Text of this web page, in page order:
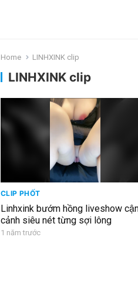
Home LINHXINK clip
LINHXINK clip
CLIP PHỐT
Linhxink bướm hồng liveshow
cảnh siêu nét từng sợi lông
1 năm trước